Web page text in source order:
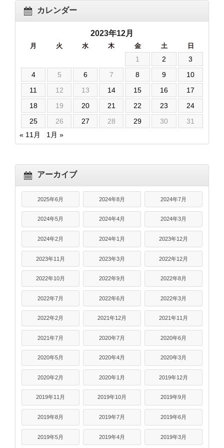
カレンダー
2023年12月
月 火 水 木 金 土 日
1 2
3
4
5 6 7 8 9
10
11
12 13 14 15 16
17
18
19 20 21 22 23
24
25
26 27 28 29 30
31
« 11月
1月 »
アーカイブ
2025年6月 2024年8月 2024年7月
2024年5月 2024年4月 2024年3月
2024年2月 2024年1月 2023年12月
2023年11月 2023年3月 2022年12月
2022年10月 2022年9月 2022年8月
2022年7月 2022年6月 2022年3月
2022年2月 2021年12月 2021年11月
2021年7月 2020年7月 2020年6月
2020年5月 2020年4月 2020年3月
2020年2月 2020年1月 2019年12月
2019年11月 2019年10月 2019年9月
2019年8月 2019年7月 2019年6月
2019年5月 2019年4月 2019年3月